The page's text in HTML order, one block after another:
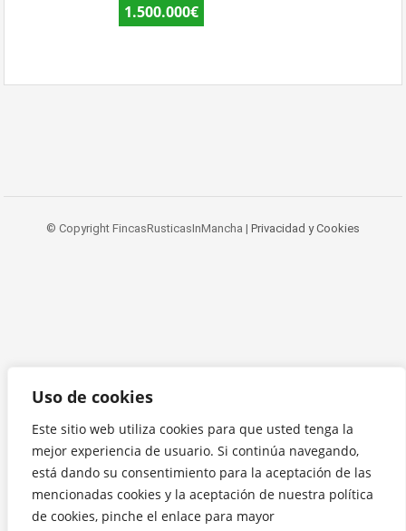
Uso de cookies
Este sitio web utiliza cookies para que usted tenga la
mejor experiencia de usuario. Si continúa navegando,
está dando su consentimiento para la aceptación de las
mencionadas cookies y la aceptación de nuestra política
de cookies, pinche el enlace para mayor
1.500.000€
© Copyright FincasRusticasInMancha | Privacidad y Cookies